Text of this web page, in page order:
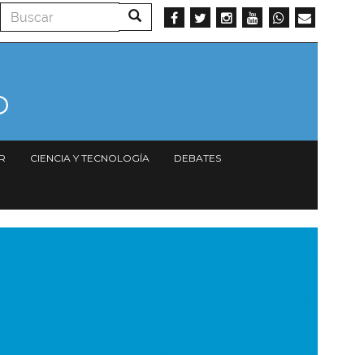
Buscar Buscar
CIENCIA Y TECNOLOGÍA DEBATES